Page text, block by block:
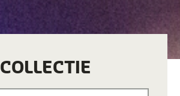
COLLECTIE